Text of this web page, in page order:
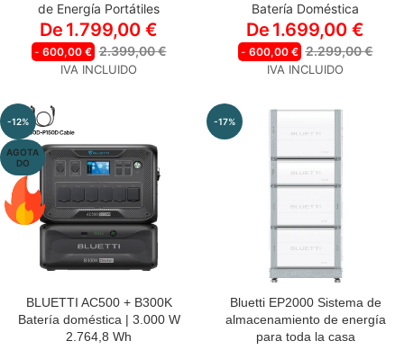
APEX 300 + B300K
APEX 300 + 2* B300K
de Energía Portátiles
De1.799,00€
- 600,00 € 2.399,00€
IVA INCLUIDO
Salida | 5529,6 Wh
Capacidad
AC300+B300K*3 | 3000 W
Salida | 8294,4 Wh
Capacidad
AC300+B300K*4 | 3000 W
Batería Doméstica
De1.699,00€
- 600,00 € 2.299,00€
IVA INCLUIDO
-12%
AGOTA
DO
ESTILO
AC500+2*B300K | 2*Cable
P090D a P150D gratis
BLUETTI AC500 + B300K
Batería doméstica | 3.000 W
2.764,8 Wh
-17%
Bluetti EP2000 Sistema de
almacenamiento de energía
para toda la casa